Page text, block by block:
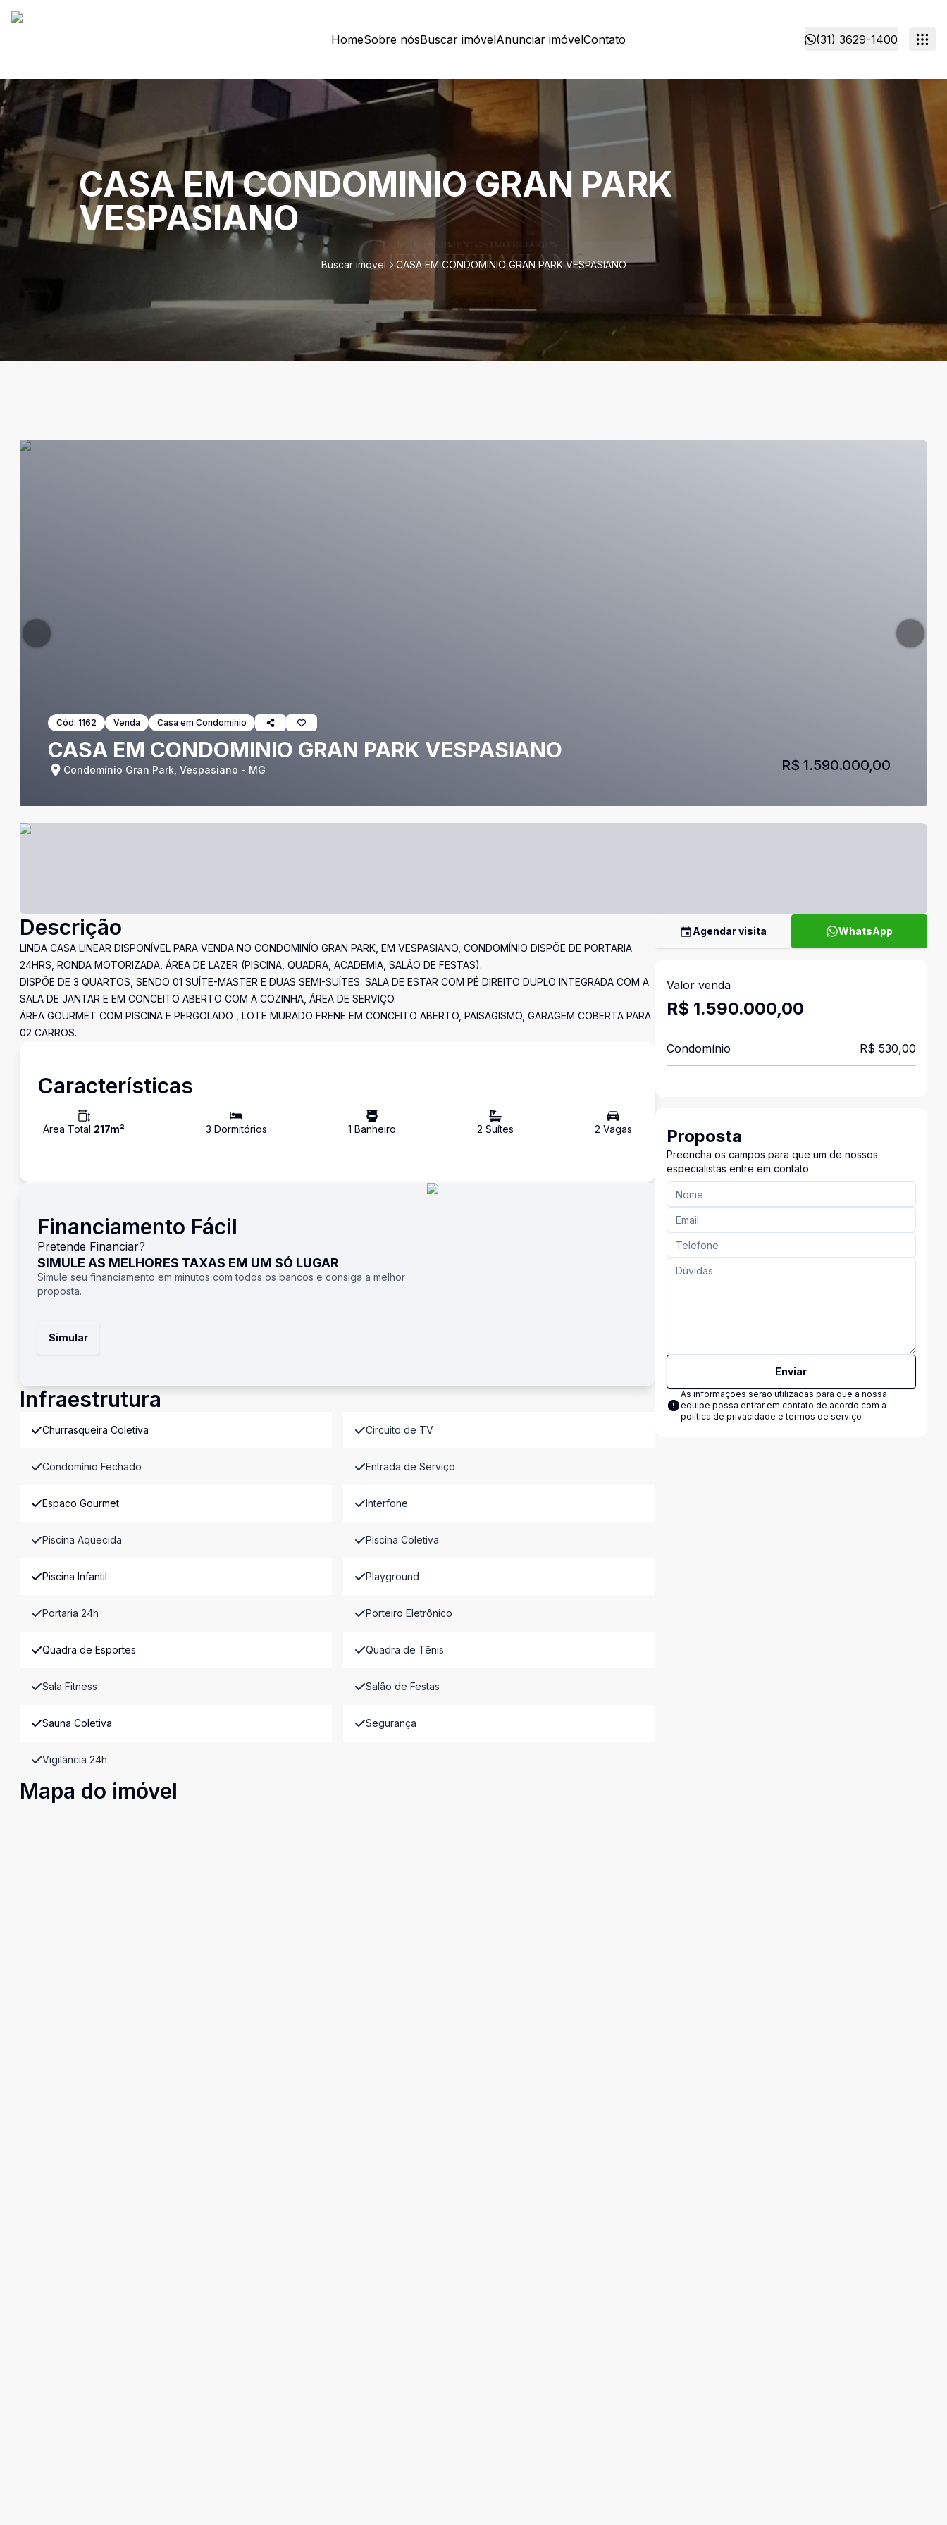
HomeSobre nósBuscar imóvelAnunciar imóvelContato (31) 3629-1400
CASA EM CONDOMINIO GRAN PARK
VESPASIANO
Buscar imóvel CASA EM CONDOMINIO GRAN PARK VESPASIANO
Cód: 1162 Venda Casa em Condomínio
CASA EM CONDOMINIO GRAN PARK VESPASIANO
Condomínio Gran Park, Vespasiano - MG R$ 1.590.000,00
Descrição
LINDA CASA LINEAR DISPONÍVEL PARA VENDA NO CONDOMINÍO GRAN PARK, EM VESPASIANO, CONDOMÍNIO DISPÕE DE PORTARIA
24HRS, RONDA MOTORIZADA, ÁREA DE LAZER (PISCINA, QUADRA, ACADEMIA, SALÃO DE FESTAS).
DISPÕE DE 3 QUARTOS, SENDO 01 SUÍTE-MASTER E DUAS SEMI-SUÍTES. SALA DE ESTAR COM PÉ DIREITO DUPLO INTEGRADA COM A
SALA DE JANTAR E EM CONCEITO ABERTO COM A COZINHA, ÁREA DE SERVIÇO.
ÁREA GOURMET COM PISCINA E PERGOLADO , LOTE MURADO FRENE EM CONCEITO ABERTO, PAISAGISMO, GARAGEM COBERTA PARA
02 CARROS.
Características
Área Total 217m² 3 Dormitórios 1 Banheiro 2 Suítes 2 Vagas
Financiamento Fácil
Pretende Financiar?
SIMULE AS MELHORES TAXAS EM UM SÓ LUGAR
Simule seu financiamento em minutos com todos os bancos e consiga a melhor
proposta.
Simular
Infraestrutura
Churrasqueira Coletiva Circuito de TV
Condomínio Fechado Entrada de Serviço
Espaco Gourmet Interfone
Piscina Aquecida Piscina Coletiva
Piscina Infantil Playground
Portaria 24h Porteiro Eletrônico
Quadra de Esportes Quadra de Tênis
Sala Fitness Salão de Festas
Sauna Coletiva Segurança
Vigilância 24h
Mapa do imóvel
Agendar visita WhatsApp
Valor venda
R$ 1.590.000,00
Condomínio R$ 530,00
Proposta
Preencha os campos para que um de nossos
especialistas entre em contato
Enviar
As informações serão utilizadas para que a nossa
equipe possa entrar em contato de acordo com a
política de privacidade e termos de serviço